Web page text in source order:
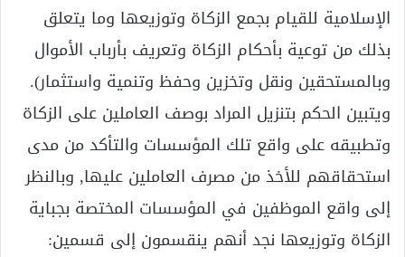
الإسلامية للقيام بجمع الزكاة وتوزيعها وما يتعلق
بذلك من توعية بأحكام الزكاة وتعريف بأرباب الأموال
وبالمستحقين ونقل وتخزين وحفظ وتنمية واستثمار).
ويتبين الحكم بتنزيل المراد بوصف العاملين على الزكاة
وتطبيقه على واقع تلك المؤسسات والتأكد من مدى
استحقاقهم للأخذ من مصرف العاملين عليها, وبالنظر
إلى واقع الموظفين في المؤسسات المختصة بجباية
الزكاة وتوزيعها نجد أنهم ينقسمون إلى قسمين: